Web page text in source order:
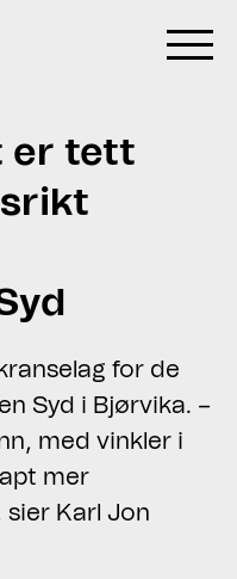
er tett
for de
Syd i Bjørvika. –
med vinkler i
mer
Karl Jon